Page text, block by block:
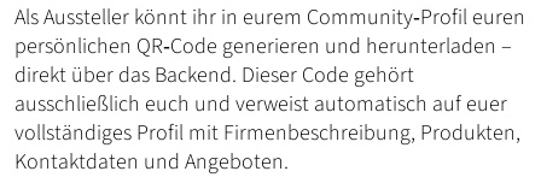
Als Aussteller könnt ihr in eurem Community‑Profil euren
persönlichen QR‑Code generieren und herunterladen –
direkt über das Backend. Dieser Code gehört
ausschließlich euch und verweist automatisch auf euer
vollständiges Profil mit Firmenbeschreibung, Produkten,
Kontaktdaten und Angeboten.